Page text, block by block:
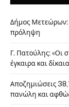
Δήμος Μετεώρων:
πρόληψη
Γ. Πατούλης: «Οι
έγκαιρα και
Αποζημιώσεις
πανώλη και